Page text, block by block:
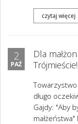
czytaj więcej
2
PAŹ
Dla
Trójmieście!
długo
Gajdy: "Aby